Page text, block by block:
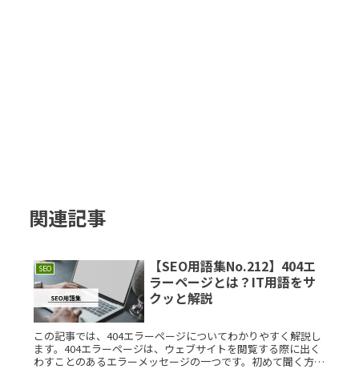
関連記事
SEO
【SEO用語集No.212】404エ
ラーページとは？IT用語をサ
クッと解説
この記事では、404エラーページについてわかりやすく解説し
ます。404エラーページは、ウェブサイトを閲覧する際に出く
わすことのあるエラーメッセージの一つです。初めて聞く方で